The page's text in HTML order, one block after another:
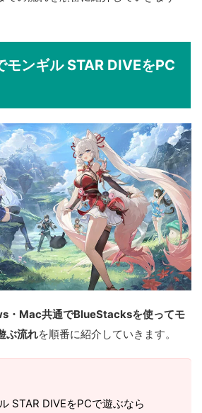
ンギル STAR DIVEをPC
・Mac共通でBlueStacksを使ってモ
ぶ流れを順番に紹介していきます。
STAR DIVEをPCで遊ぶなら